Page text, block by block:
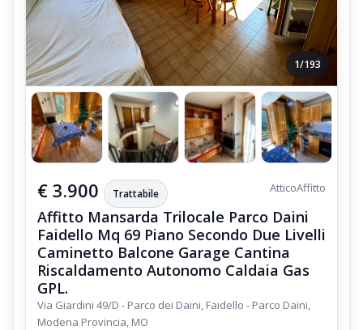
1/193
€ 3.900 Trattabile AtticoAffitto
Affitto Mansarda Trilocale Parco Daini
Faidello Mq 69 Piano Secondo Due Livelli
Caminetto Balcone Garage Cantina
Riscaldamento Autonomo Caldaia Gas
GPL.
Via Giardini 49/D - Parco dei Daini, Faidello - Parco Daini,
Modena Provincia, MO